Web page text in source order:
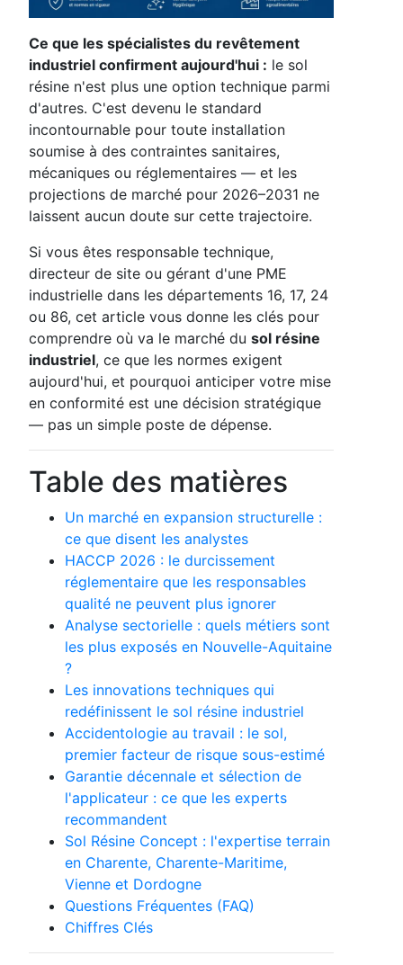
Ce que les spécialistes du revêtement
industriel confirment aujourd'hui : le sol
résine n'est plus une option technique parmi
d'autres. C'est devenu le standard
incontournable pour toute installation
soumise à des contraintes sanitaires,
mécaniques ou réglementaires — et les
projections de marché pour 2026–2031 ne
laissent aucun doute sur cette trajectoire.
Si vous êtes responsable technique,
directeur de site ou gérant d'une PME
industrielle dans les départements 16, 17, 24
ou 86, cet article vous donne les clés pour
comprendre où va le marché du sol résine
industriel, ce que les normes exigent
aujourd'hui, et pourquoi anticiper votre mise
en conformité est une décision stratégique
— pas un simple poste de dépense.
Table des matières
Un marché en expansion structurelle :
ce que disent les analystes
HACCP 2026 : le durcissement
réglementaire que les responsables
qualité ne peuvent plus ignorer
Analyse sectorielle : quels métiers sont
les plus exposés en Nouvelle-Aquitaine
?
Les innovations techniques qui
redéfinissent le sol résine industriel
Accidentologie au travail : le sol,
premier facteur de risque sous-estimé
Garantie décennale et sélection de
l'applicateur : ce que les experts
recommandent
Sol Résine Concept : l'expertise terrain
en Charente, Charente-Maritime,
Vienne et Dordogne
Questions Fréquentes (FAQ)
Chiffres Clés